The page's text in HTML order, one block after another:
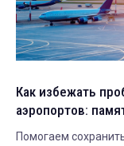
Как избежать
аэропортов:
Помогаем